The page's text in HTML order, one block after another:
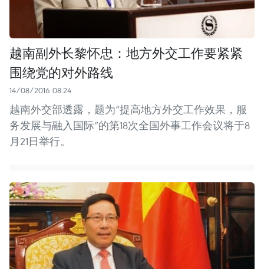
越南副外长黎怀忠：地方外交工作要紧紧
围绕党的对外路线
14/08/2016 08:24
越南外交部透露，题为“提高地方外交工作效果，服
务发展与融入国际”的第18次全国外事工作会议将于8
月21日举行。